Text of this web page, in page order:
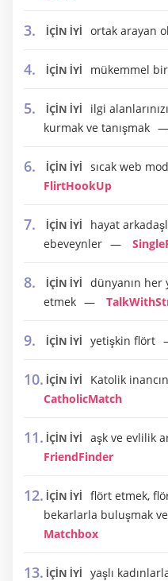
İÇİN İYİ ortak arayan
İÇİN İYİ mükemmel
İÇİN İYİ
ilgi
kurmak ve tanışmak
İÇİN İYİ
sıcak web
FlirtHookUp
İÇİN İYİ
hayat
ebeveynler
İÇİN İYİ
dünyanın her
etmek
İÇİN İYİ yetişkin flört
İÇİN İYİ
Katolik
CatholicMatch
İÇİN İYİ
aşk ve evlilik
FriendFinder
İÇİN İYİ
flört etmek,
bekarlarla buluşmak
Matchbox
İÇİN İYİ
yaşlı